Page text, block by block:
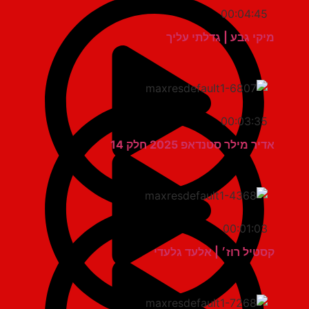
00:04:45
מיקי גבע | גדלתי עליך
00:03:35
אדיר מילר סטנדאפ 2025 חלק 14
00:01:03
קסטיל רוז׳ | אלעד גלעדי